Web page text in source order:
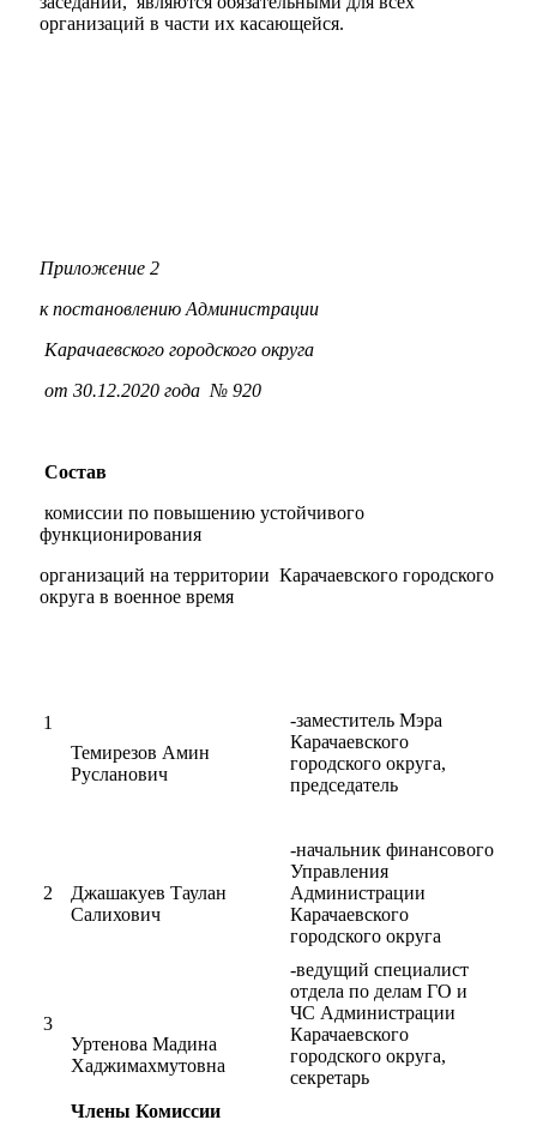
организаций в части их касающейся.
Приложение 2
к постановлению Администрации
Карачаевского городского округа
от 30.12.2020 года № 920
Состав
комиссии по повышению устойчивого
функционирования
организаций на территории Карачаевского городского
округа в военное время
1
Темирезов Амин
Русланович
-заместитель Мэра
Карачаевского
городского округа,
председатель
2
Джашакуев Таулан
Салихович
-начальник финансового
Управления
Администрации
Карачаевского
городского округа
3
Уртенова Мадина
Хаджимахмутовна
-ведущий специалист
отдела по делам ГО и
ЧС Администрации
Карачаевского
городского округа,
секретарь
Члены Комиссии
видеоролики